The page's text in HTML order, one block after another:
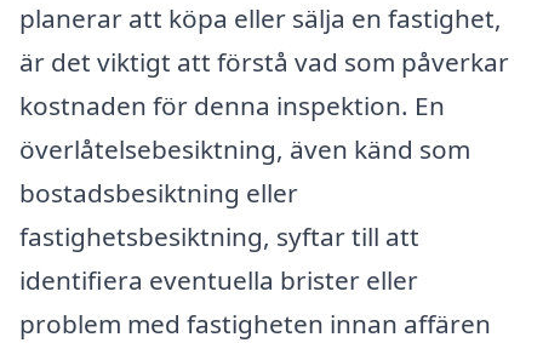
planerar att köpa eller sälja en fastighet,
är det viktigt att förstå vad som påverkar
kostnaden för denna inspektion. En
överlåtelsebesiktning, även känd som
bostadsbesiktning eller
fastighetsbesiktning, syftar till att
identifiera eventuella brister eller
problem med fastigheten innan affären